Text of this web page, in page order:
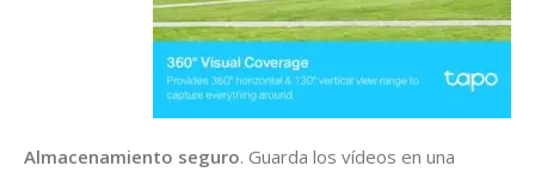
Almacenamiento seguro. Guarda los vídeos en una